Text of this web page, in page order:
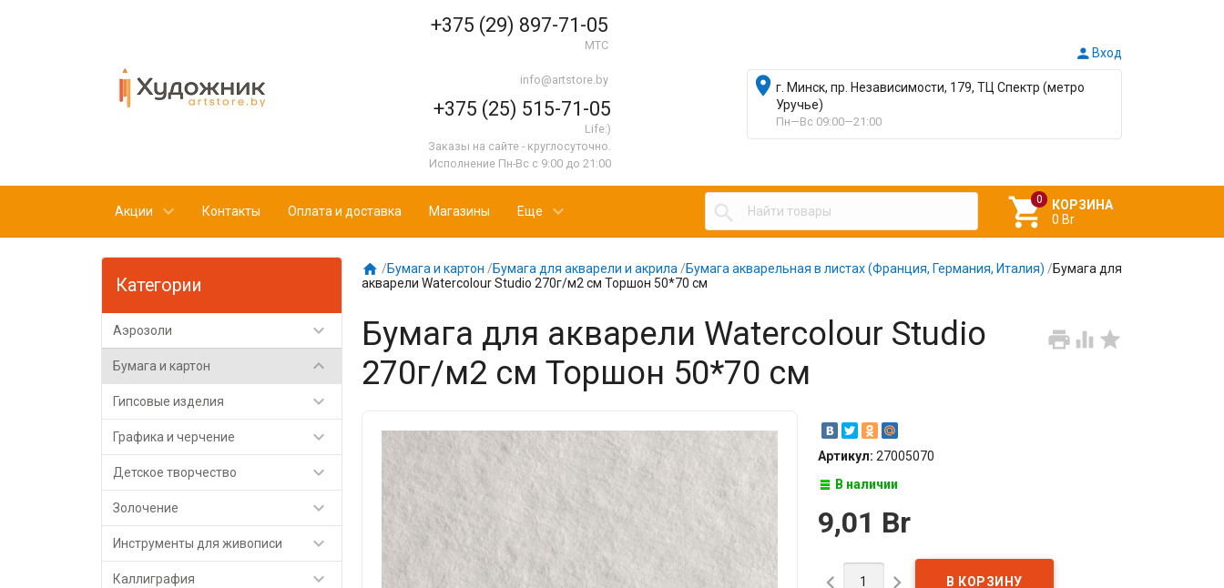
+375 (29) 897-71-05
МТС
info@artstore.by
+375 (25) 515-71-05
Life:)
Заказы на сайте - круглосуточно.
Исполнение Пн-Вс с 9:00 до 21:00
Вход
г. Минск, пр. Независимости, 179, ТЦ Спектр (метро
Уручье)
Пн—Вс 09:00—21:00
Акции Контакты Оплата и доставка Магазины Еще  
КОРЗИНА
0 Br
Категории
Аэрозоли 
Бумага и картон 
Гипсовые изделия 
Графика и черчение 
Детское творчество 
Золочение 
Инструменты для живописи 
Каллиграфия 
 /Бумага и картон /Бумага для акварели и акрила /Бумага акварельная в листах (Франция, Германия, Италия) /Бумага для
акварели Watercolour Studio 270г/м2 см Торшон 50*70 см
  
Бумага для акварели Watercolour Studio
270г/м2 см Торшон 50*70 см
Артикул: 27005070
В наличии
9,01 Br
 